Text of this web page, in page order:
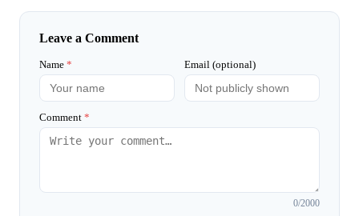
Leave a Comment
Name * Email (optional)
Comment *
0/2000